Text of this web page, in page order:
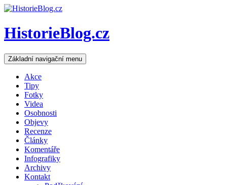
HistorieBlog.cz
Hledat
Základní navigační menu Přejít
k
Akce
Tipy
Fotky
Videa
Osobnosti
Objevy
Recenze
Články
Komentáře
Infografiky
Archivy
Kontakt